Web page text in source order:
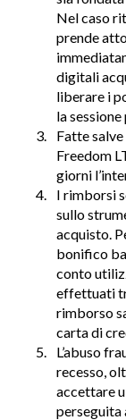
Nel caso
prende
digitali
liberare i
la
Fatte
Freedom
giorni
I rimborsi
sullo
acquisto.
bonifico
conto
effettuati
rimborso
carta di
L’abuso
recesso,
accettare
perseguita